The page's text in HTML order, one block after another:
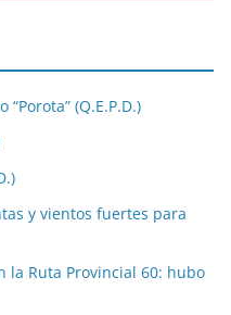
(Q.E.P.D.)
y vientos fuertes para
la Ruta Provincial 60: hubo